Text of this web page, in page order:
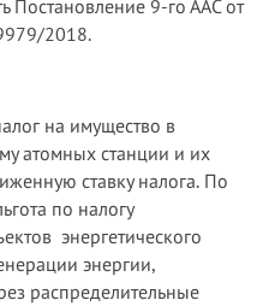
Постановление 9-го ААС от
2018.
на имущество в
атомных станции и их
ставку налога. По
по налогу
энергетического
энергии,
распределительные